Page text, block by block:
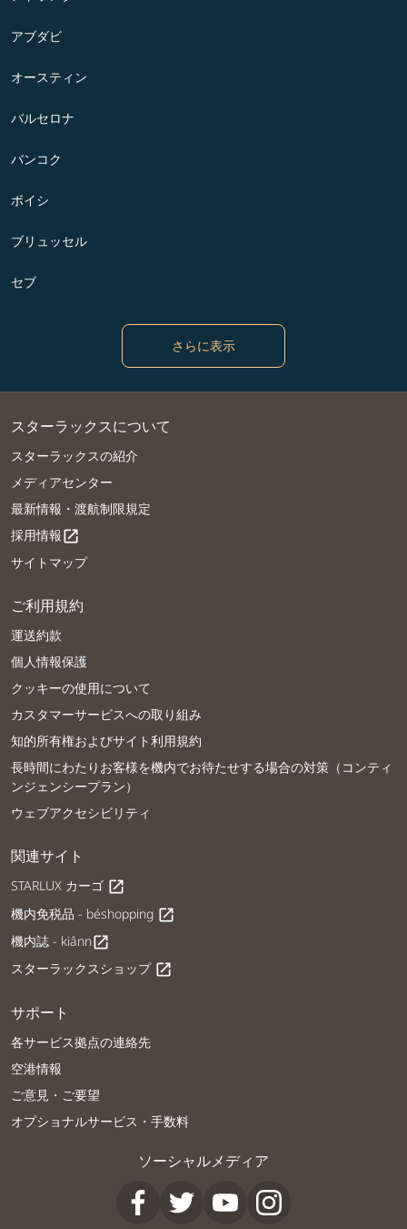
アブダビ
オースティン
バルセロナ
バンコク
ボイシ
ブリュッセル
セブ
さらに表示
スターラックスについて
スターラックスの紹介
メディアセンター
最新情報・渡航制限規定
採用情報open_in_new
サイトマップ
ご利用規約
運送約款
個人情報保護
クッキーの使用について
カスタマーサービスへの取り組み
知的所有権およびサイト利用規約
長時間にわたりお客様を機内でお待たせする場合の対策（コンティ
ンジェンシープラン）
ウェブアクセシビリティ
関連サイト
STARLUX カーゴ open_in_new
機内免税品 - béshopping open_in_new
機内誌 - kiânnopen_in_new
スターラックスショップ open_in_new
サポート
各サービス拠点の連絡先
空港情報
ご意見・ご要望
オプショナルサービス・手数料
ソーシャルメディア